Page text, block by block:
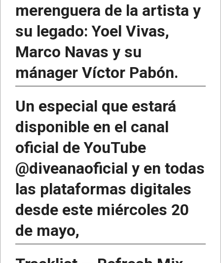
merenguera de la artista y
su legado: Yoel Vivas,
Marco Navas y su
mánager Víctor Pabón.
Un especial que estará
disponible en el canal
oficial de YouTube
@diveanaoficial y en todas
las plataformas digitales
desde este miércoles 20
de mayo,